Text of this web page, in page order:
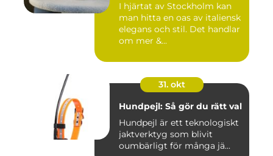
I hjärtat av Stockholm kan
man hitta en oas av italiensk
elegans och stil. Det handlar
om mer &...
31. okt
Hundpejl: Så gör du rätt val
Hundpejl är ett teknologiskt
jaktverktyg som blivit
oumbärligt för många jä...